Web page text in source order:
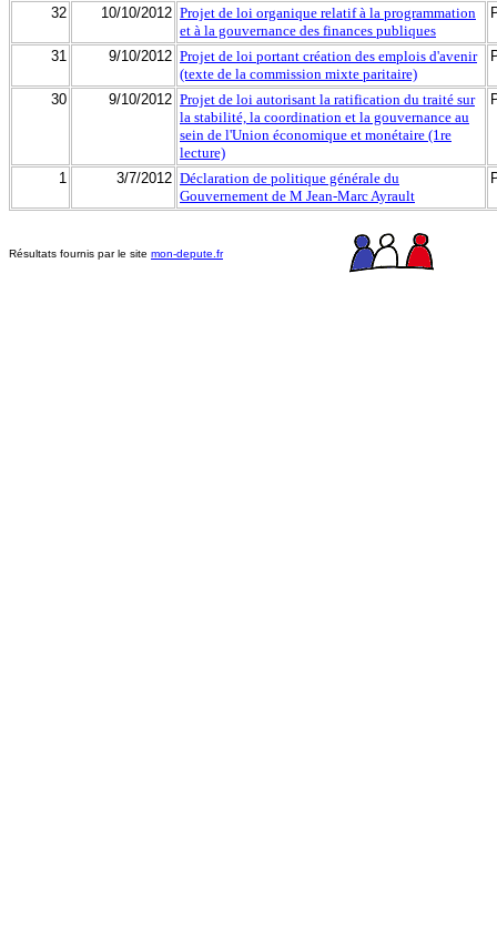
32 10/10/2012 Projet de loi organique relatif à la programmation
et à la gouvernance des finances publiques
31 9/10/2012 Projet de loi portant création des emplois d'avenir
(texte de la commission mixte paritaire)
30 9/10/2012 Projet de loi autorisant la ratification du traité sur
la stabilité, la coordination et la gouvernance au
sein de l'Union économique et monétaire (1re
lecture)
1 3/7/2012 Déclaration de politique générale du
Gouvernement de M Jean-Marc Ayrault
Résultats fournis par le site mon-depute.fr